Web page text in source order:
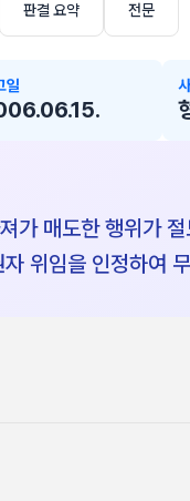
판결 요약 전문
일
가 매도한 행위가
위임을 인정하여